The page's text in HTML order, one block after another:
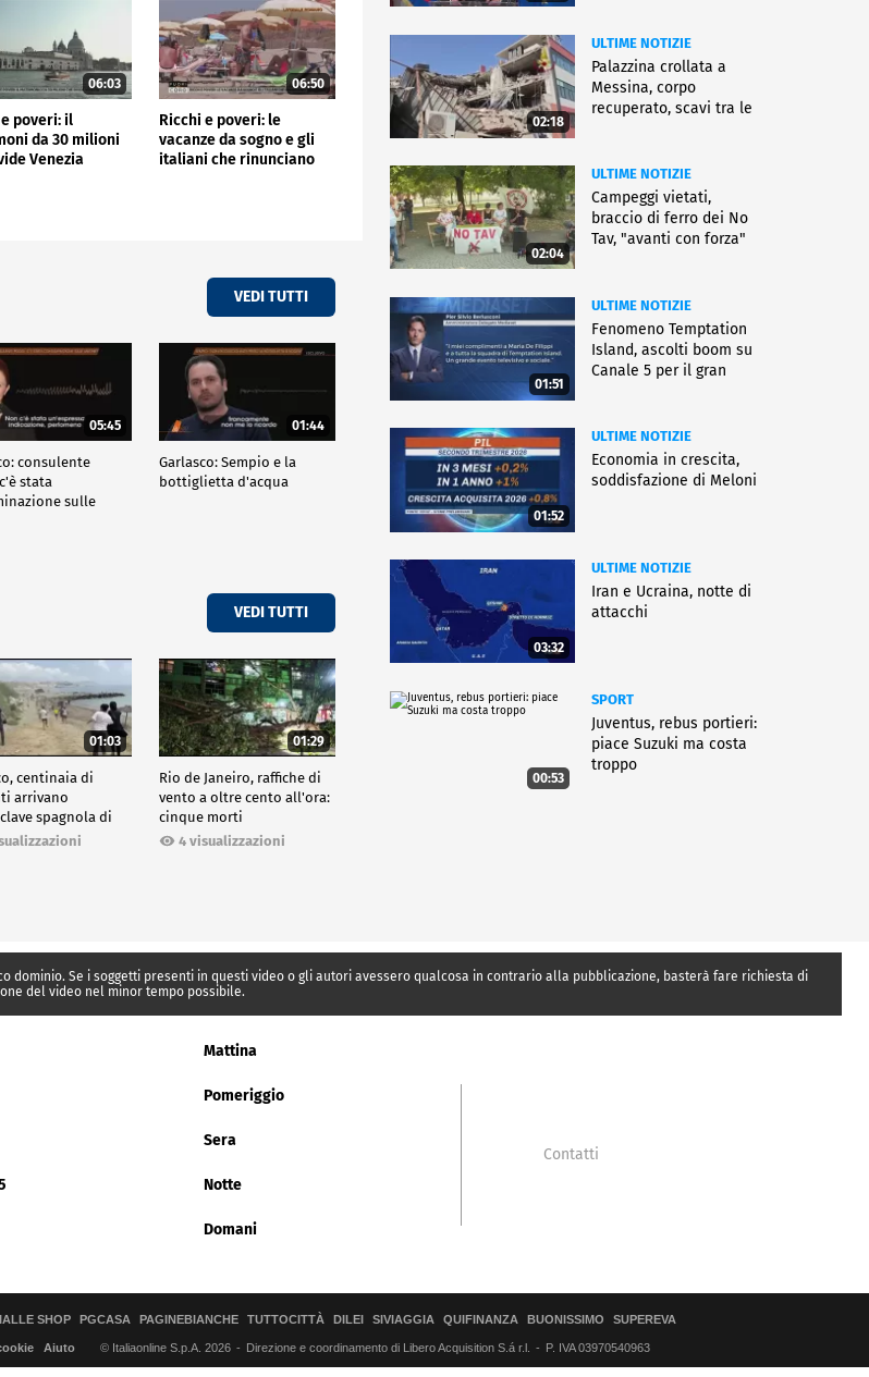
06:03
poveri: il
da 30 milioni
Venezia
06:50
Ricchi e poveri: le
vacanze da sogno e gli
italiani che rinunciano
VEDI TUTTI
05:45
consulente
stata
sulle
01:44
Garlasco: Sempio e la
bottiglietta d'acqua
VEDI TUTTI
01:03
centinaia di
arrivano
spagnola di
01:29
Rio de Janeiro, raffiche di
vento a oltre cento all'ora:
cinque morti
4 visualizzazioni
02:18
ULTIME NOTIZIE
Palazzina crollata a
Messina, corpo
recuperato, scavi tra le
02:04
ULTIME NOTIZIE
Campeggi vietati,
braccio di ferro dei No
Tav, "avanti con forza"
01:51
ULTIME NOTIZIE
Fenomeno Temptation
Island, ascolti boom su
Canale 5 per il gran
01:52
ULTIME NOTIZIE
Economia in crescita,
soddisfazione di Meloni
03:32
ULTIME NOTIZIE
Iran e Ucraina, notte di
attacchi
00:53
SPORT
Juventus, rebus portieri:
piace Suzuki ma costa
troppo
Se i soggetti presenti in questi video o gli autori avessero qualcosa in contrario alla pubblicazione, basterà fare richiesta di
del video nel minor tempo possibile.
Mattina
Pomeriggio
Sera
Notte
Domani
Contatti
SHOP PGCASA PAGINEBIANCHE TUTTOCITTÀ DILEI SIVIAGGIA QUIFINANZA BUONISSIMO SUPEREVA
Aiuto © Italiaonline S.p.A. 2026 Direzione e coordinamento di Libero Acquisition S.á r.l. P. IVA 03970540963